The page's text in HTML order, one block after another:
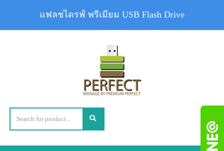
แฟลชไดรฟ์ พรีเมียม USB Flash Drive